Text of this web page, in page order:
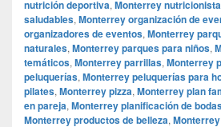
nutrición deportiva, Monterrey
saludables, Monterrey organización de
organizadores de eventos, Monterrey
naturales, Monterrey parques para niños,
temáticos, Monterrey parrillas, Monterrey
peluquerías, Monterrey peluquerías para
pilates, Monterrey pizza, Monterrey plan
en pareja, Monterrey planificación de
Monterrey productos de belleza,